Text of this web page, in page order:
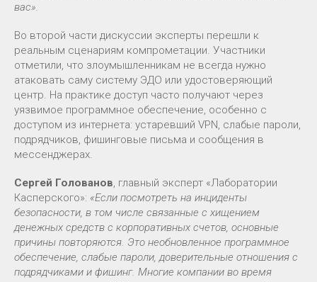
вас».
Во второй части дискуссии эксперты перешли к
реальным сценариям компрометации. Участники
отметили, что злоумышленникам не всегда нужно
атаковать саму систему ЭДО или удостоверяющий
центр. На практике доступ часто получают через
уязвимое программное обеспечение, особенно с
доступом из интернета: устаревший VPN, слабые пароли,
подрядчиков, фишинговые письма и сообщения в
мессенджерах.
Сергей Голованов, главный эксперт «Лаборатории
Касперского»: «Если посмотреть на инциденты
безопасности, в том числе связанные с хищением
денежных средств с корпоративных счетов, основные
причины повторяются. Это необновленное программное
обеспечение, слабые пароли, доверительные отношения с
подрядчиками и фишинг. Многие компании во время